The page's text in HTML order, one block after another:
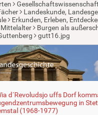
Landeskunde,
Erkunden, Erleben,
Mittelalter
Burgen als
gutt16.jpg
d´Revoludsjo uffs Dorf
in
(1968-1977)